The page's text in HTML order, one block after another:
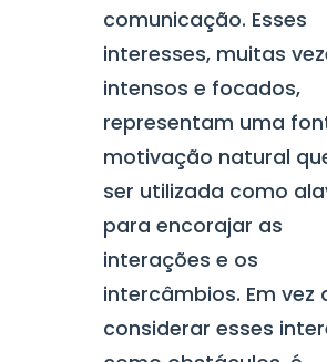
comunicação. Esses
interesses, muitas
intensos e focados,
representam uma
motivação natural
ser utilizada como
para encorajar as
interações e os
intercâmbios. Em vez
considerar esses